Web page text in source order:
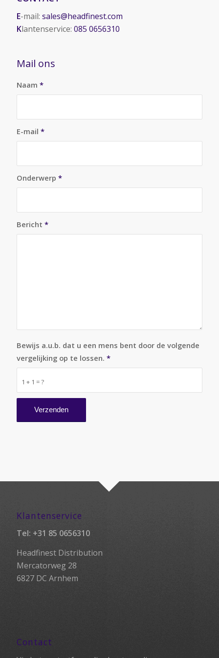
E-mail: sales@headfinest.com
Klantenservice: 085 0656310
Mail ons
Naam *
E-mail *
Onderwerp *
Bericht *
1 + 1 = ?
Bewijs a.u.b. dat u een mens bent door de volgende
vergelijking op te lossen. *
Klantenservice
Tel: +31 85 0656310
Headfinest Distribution
Mercatorweg 28
6827 DC Arnhem
Contact